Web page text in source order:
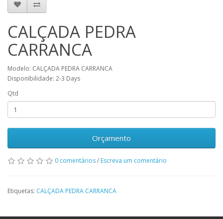
CALÇADA PEDRA
CARRANCA
Modelo: CALÇADA PEDRA CARRANCA
Disponibilidade: 2-3 Days
Qtd
Orçamento
0 comentários/ Escreva um comentário
Etiquetas: CALÇADA PEDRA CARRANCA